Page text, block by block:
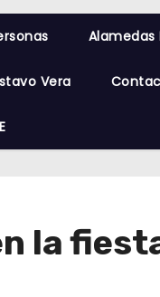
Alamedas
Vera
la